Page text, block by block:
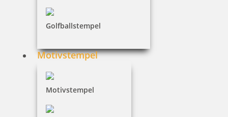
Golfballstempel
Motivstempel
Motivstempel
Jetzt gestalten